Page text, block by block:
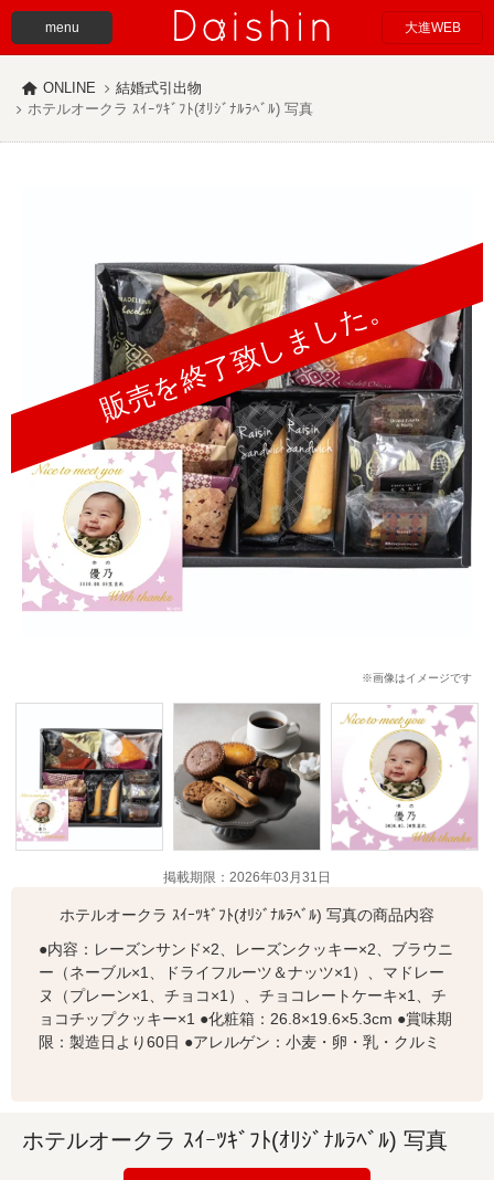
menu 大進WEB
ONLINE
結婚式引出物
ホテルオークラ ｽｲｰﾂｷﾞﾌﾄ(ｵﾘｼﾞﾅﾙﾗﾍﾞﾙ) 写真
販売を終了致しました。
※画像はイメージです
掲載期限：2026年03月31日
ホテルオークラ ｽｲｰﾂｷﾞﾌﾄ(ｵﾘｼﾞﾅﾙﾗﾍﾞﾙ) 写真の商品内容
●内容：レーズンサンド×2、レーズンクッキー×2、ブラウニ
ー（ネーブル×1、ドライフルーツ＆ナッツ×1）、マドレー
ヌ（プレーン×1、チョコ×1）、チョコレートケーキ×1、チ
ョコチップクッキー×1 ●化粧箱：26.8×19.6×5.3cm ●賞味期
限：製造日より60日 ●アレルゲン：小麦・卵・乳・クルミ
ホテルオークラ ｽｲｰﾂｷﾞﾌﾄ(ｵﾘｼﾞﾅﾙﾗﾍﾞﾙ) 写真